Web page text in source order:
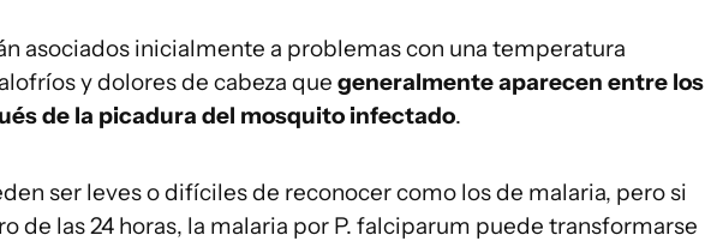
asociados inicialmente a problemas con una temperatura
y dolores de cabeza que generalmente aparecen entre los
de la picadura del mosquito infectado.
ser leves o difíciles de reconocer como los de malaria, pero si
de las 24 horas, la malaria por P. falciparum puede transformarse